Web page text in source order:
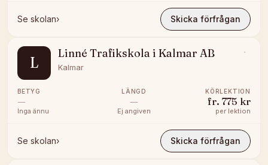
Se skolan› Skicka förfrågan
L
Linné Trafikskola i Kalmar AB
Kalmar
BETYG
—
Inga ännu
LÄNGD
—
Ej angiven
KÖRLEKTION
fr. 775 kr
per lektion
Se skolan› Skicka förfrågan